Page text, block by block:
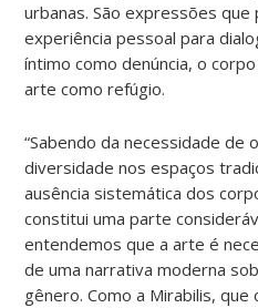
urbanas. São expressões que
experiência pessoal para
íntimo como denúncia, o
arte como refúgio.
“Sabendo da necessidade de
diversidade nos espaços
ausência sistemática dos
constitui uma parte
entendemos que a arte é
de uma narrativa moderna
gênero. Como a Mirabilis, que